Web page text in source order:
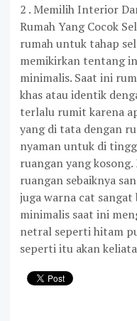
2 . Memilih Interior
Rumah Yang Cocok
rumah untuk tahap
memikirkan tentang
minimalis. Saat ini
khas atau identik
terlalu rumit karena
yang di tata dengan
nyaman untuk di
ruangan yang
ruangan sebaiknya
juga warna cat
minimalis saat ini
netral seperti hitam
seperti itu akan